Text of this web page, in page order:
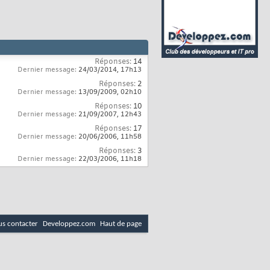
Réponses: 14
Dernier message: 24/03/2014, 17h13
Réponses: 2
Dernier message: 13/09/2009, 02h10
Réponses: 10
Dernier message: 21/09/2007, 12h43
Réponses: 17
Dernier message: 20/06/2006, 11h58
Réponses: 3
Dernier message: 22/03/2006, 11h18
contacter Developpez.com Haut de page